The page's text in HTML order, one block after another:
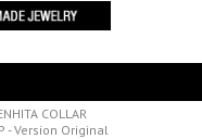
COLLAR
- Version Original